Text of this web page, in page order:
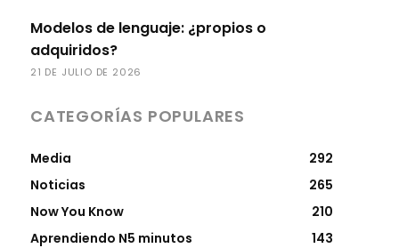
Modelos de lenguaje: ¿propios o
adquiridos?
21 DE JULIO DE 2026
CATEGORÍAS POPULARES
Media
292
Noticias
265
Now You Know
210
Aprendiendo N5 minutos
143